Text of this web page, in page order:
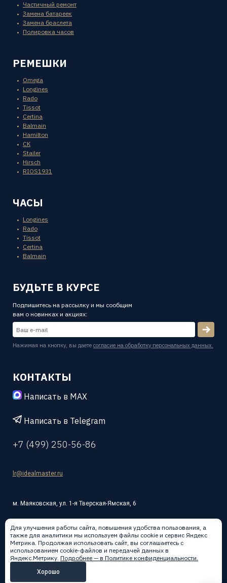
Частичный ремонт
Замена батареек
Замена браслета
Полировка часов
РЕМЕШКИ
Omega
Longines
Rado
Tissot
Certina
Balmain
Hamilton
CK
Stailer
Hirsch
RIOS1931
ЧАСЫ
Longines
Rado
Tissot
Certina
Balmain
БУДЬТЕ В КУРСЕ
Подпишитесь на рассылку и мы сообщим
вам о новинках и акциях:
Нажимая на кнопку, вы даете согласие на обработку персональных данных.
КОНТАКТЫ
Написать в MAX
Написать в Telegram
+7 (499) 250-56-86
lr@idealmaster.ru
м. Маяковская, ул. 1-я Тверская-Ямская, 6
Написать в:
Для улучшения работы сайта, повышения удобства пользования, а
также для аналитики мы используем файлы cookie и сервис Яндекс
Метрика. Продолжая использовать сайт, вы соглашаетесь с
использованием cookie-файлов и передачей данных в
Яндекс.Метрику. Подробнее — в Политике конфиденциальности.
Хорошо